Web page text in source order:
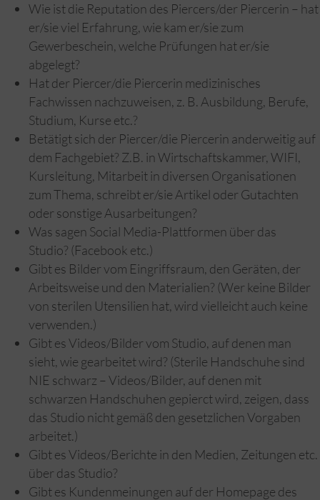
Wie ist die Reputation des Piercers/der Piercerin – hat
er/sie viel Erfahrung, wie kam er/sie zum
Gewerbeschein, welche Prüfungen hat er/sie
abgelegt?
Hat der Piercer/die Piercerin medizinisches
Fachwissen nachzuweisen, z. B. Ausbildung, Berufe,
Studium, Kurse etc.?
Betätigt sich der Piercer/die Piercerin anderweitig auf
dem Fachgebiet? Z.B. in Wirtschaftskammer, WIFI,
Kursleitung, Mitarbeit in diversen Organisationen
zum Thema, schreibt er/sie Artikel oder Gutachten
oder sonstige Ausarbeitungen?
Was sagen Social Media-Plattformen über das
Studio? (Facebook etc.)
Gibt es Bilder vom Eingriffsraum, den Geräten, der
Arbeitsweise und den Materialien? (Wer keine Bilder
von sterilen Utensilien hat, wird vielleicht auch keine
verwenden.)
Gibt es Videos/Bilder vom Studio, auf denen man
sieht, wie gearbeitet wird? (Sterile Handschuhe sind
NIE schwarz – Videos/Bilder, auf denen mit
schwarzen Handschuhen gepierct wird, zeigen, dass
das Studio nicht gemäß den gesetzlichen Vorgaben
arbeitet.)
Gibt es Videos/Berichte in den Medien, Zeitungen etc.
über das Studio?
Gibt es Kundenmeinungen auf der Homepage des